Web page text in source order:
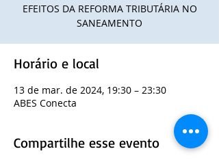
EFEITOS DA REFORMA TRIBUTÁRIA NO
SANEAMENTO
Horário e local
13 de mar. de 2024, 19:30 – 23:30
ABES Conecta
Compartilhe esse evento